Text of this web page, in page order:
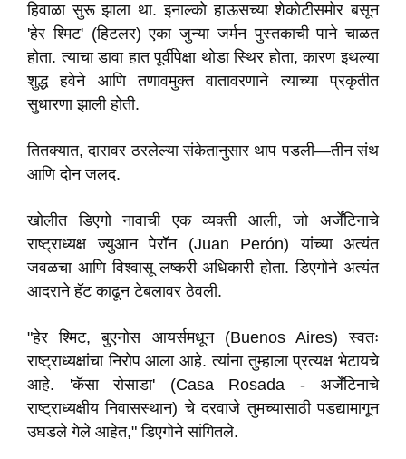
हिवाळा सुरू झाला था. इनाल्को हाऊसच्या शेकोटीसमोर बसून
'हेर श्मिट' (हिटलर) एका जुन्या जर्मन पुस्तकाची पाने चाळत
होता. त्याचा डावा हात पूर्वीपेक्षा थोडा स्थिर होता, कारण इथल्या
शुद्ध हवेने आणि तणावमुक्त वातावरणाने त्याच्या प्रकृतीत
सुधारणा झाली होती.
तितक्यात, दारावर ठरलेल्या संकेतानुसार थाप पडली—तीन संथ
आणि दोन जलद.
खोलीत डिएगो नावाची एक व्यक्ती आली, जो अर्जेंटिनाचे
राष्ट्राध्यक्ष ज्युआन पेरॉन (Juan Perón) यांच्या अत्यंत
जवळचा आणि विश्वासू लष्करी अधिकारी होता. डिएगोने अत्यंत
आदराने हॅट काढून टेबलावर ठेवली.
"हेर श्मिट, बुएनोस आयर्समधून (Buenos Aires) स्वतः
राष्ट्राध्यक्षांचा निरोप आला आहे. त्यांना तुम्हाला प्रत्यक्ष भेटायचे
आहे. 'कॅसा रोसाडा' (Casa Rosada - अर्जेंटिनाचे
राष्ट्राध्यक्षीय निवासस्थान) चे दरवाजे तुमच्यासाठी पडद्यामागून
उघडले गेले आहेत," डिएगोने सांगितले.